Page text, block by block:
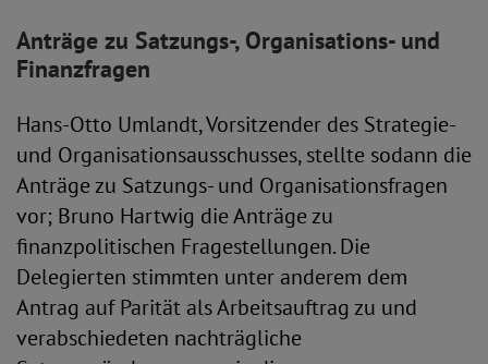
Anträge zu Satzungs-, Organisations- und
Finanzfragen
Hans-Otto Umlandt, Vorsitzender des Strategie-
und Organisationsausschusses, stellte sodann die
Anträge zu Satzungs- und Organisationsfragen
vor; Bruno Hartwig die Anträge zu
finanzpolitischen Fragestellungen. Die
Delegierten stimmten unter anderem dem
Antrag auf Parität als Arbeitsauftrag zu und
verabschiedeten nachträgliche